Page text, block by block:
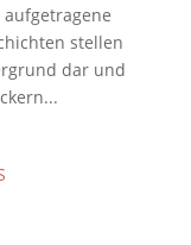
stellen
dar und